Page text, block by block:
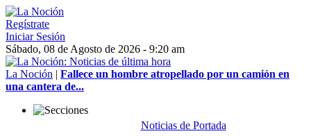
Regístrate
Iniciar Sesión
Sábado, 08 de Agosto de 2026 - 9:20 am
La Noción | Fallece un hombre atropellado por un camión en
una cantera de...
Noticias de Portada